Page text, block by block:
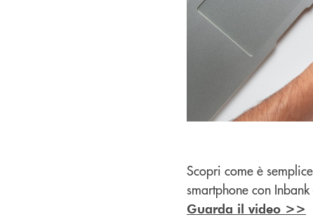
Scopri come è
smartphone con
Guarda il video >>